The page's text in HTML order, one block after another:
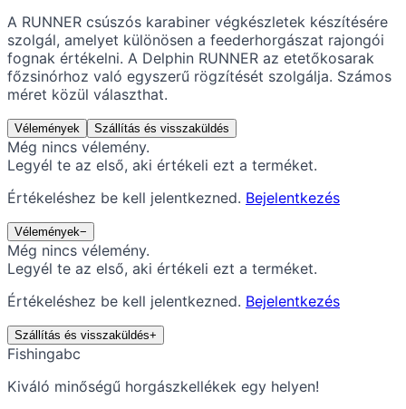
A RUNNER csúszós karabiner végkészletek készítésére
szolgál, amelyet különösen a feederhorgászat rajongói
fognak értékelni. A Delphin RUNNER az etetőkosarak
főzsinórhoz való egyszerű rögzítését szolgálja. Számos
méret közül választhat.
Vélemények Szállítás és visszaküldés
Még nincs vélemény.
Legyél te az első, aki értékeli ezt a terméket.
Értékeléshez be kell jelentkezned. Bejelentkezés
Vélemények−
Még nincs vélemény.
Legyél te az első, aki értékeli ezt a terméket.
Értékeléshez be kell jelentkezned. Bejelentkezés
Szállítás és visszaküldés+
Fishingabc
Kiváló minőségű horgászkellékek egy helyen!